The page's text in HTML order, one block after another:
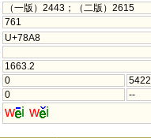
（一版）2443；（二版）2615
761
U+78A8
1663.2
0
5422
0
--
w i w i